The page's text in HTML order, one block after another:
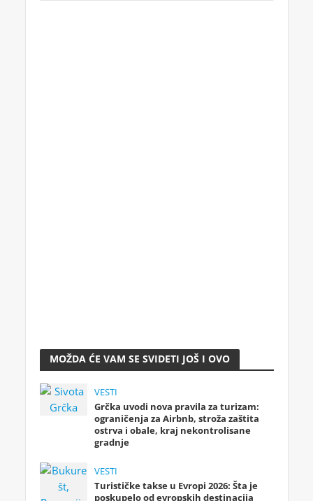
MOŽDA ĆE VAM SE SVIDETI JOŠ I OVO
VESTI
Grčka uvodi nova pravila za turizam:
ograničenja za Airbnb, stroža zaštita
ostrva i obale, kraj nekontrolisane
gradnje
VESTI
Turističke takse u Evropi 2026: Šta je
poskupelo od evropskih destinacija